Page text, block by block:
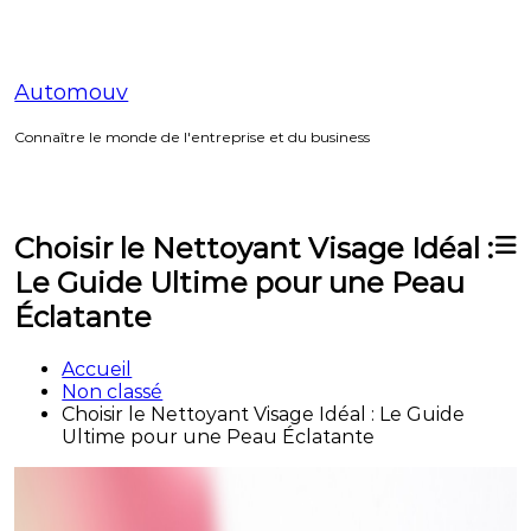
Automouv
Connaître le monde de l'entreprise et du business
Choisir le Nettoyant Visage Idéal :
Le Guide Ultime pour une Peau
Éclatante
Accueil
Non classé
Choisir le Nettoyant Visage Idéal : Le Guide
Ultime pour une Peau Éclatante